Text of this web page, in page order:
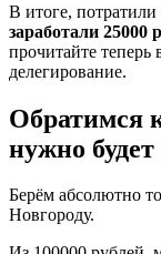
В итоге,
заработали 25000
прочитайте теперь
делегирование.
Обратимся
нужно
Берём абсолютно
Новгороду.